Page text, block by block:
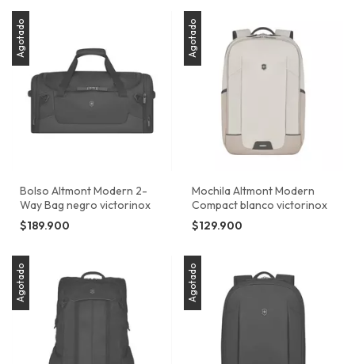
Agotado
Bolso Altmont Modern 2-
Way Bag negro victorinox
$189.900
Agotado
Mochila Altmont Modern
Compact blanco victorinox
$129.900
Agotado Agotado